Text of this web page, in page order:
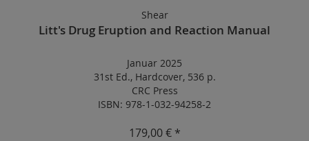
Shear
Litt's Drug Eruption and Reaction Manual
Januar 2025
31st Ed., Hardcover, 536 p.
CRC Press
ISBN: 978-1-032-94258-2
179,00 € *